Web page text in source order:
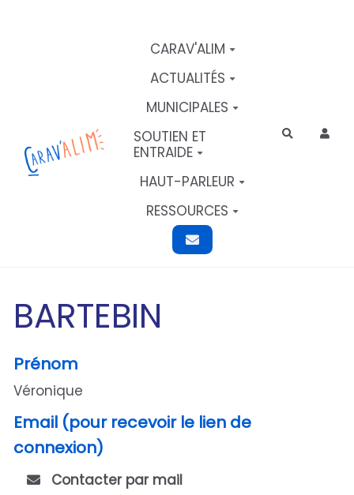
CARAV'ALIM
ACTUALITÉS
MUNICIPALES
SOUTIEN ET
ENTRAIDE
HAUT-PARLEUR
RESSOURCES
Rechercher
BARTEBIN
Prénom
Véronique
Email (pour recevoir le lien de
connexion)
Contacter par mail